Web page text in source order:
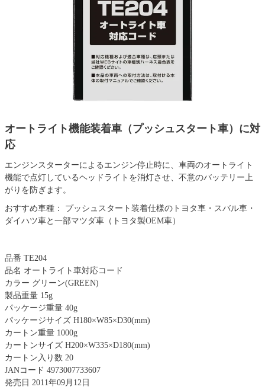
オートライト機能装着車（プッシュスタート車）に対
応
エンジンスターターによるエンジン停止時に、車両のオートライト
機能で点灯しているヘッドライトを消灯させ、不意のバッテリー上
がりを防ぎます。
おすすめ車種： プッシュスタート装着仕様のトヨタ車・スバル車・
ダイハツ車と一部マツダ車（トヨタ製OEM車）
品番 TE204
品名 オートライト車対応コード
カラー グリーン(GREEN)
製品重量 15g
パッケージ重量 40g
パッケージサイズ H180×W85×D30(mm)
カートン重量 1000g
カートンサイズ H200×W335×D180(mm)
カートン入り数 20
JANコード 4973007733607
発売日 2011年09月12日